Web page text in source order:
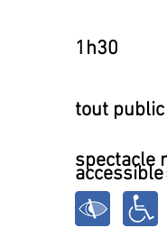
1h30
tout public
spectacle
accessible